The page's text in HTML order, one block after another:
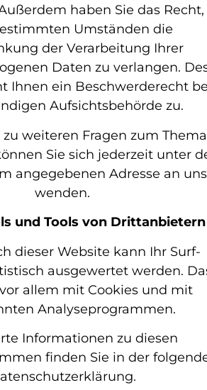
haben Sie das Recht,
Umständen die
der Verarbeitung Ihrer
Daten zu verlangen.
Ihnen ein Beschwerderecht
Aufsichtsbehörde zu.
zu weiteren Fragen zum Thema
Sie sich jederzeit unter
angegebenen Adresse an uns
wenden.
und Tools von Drittanbietern
dieser Website kann Ihr Surf-
ausgewertet werden.
allem mit Cookies und mit
Analyseprogrammen.
Informationen zu diesen
finden Sie in der